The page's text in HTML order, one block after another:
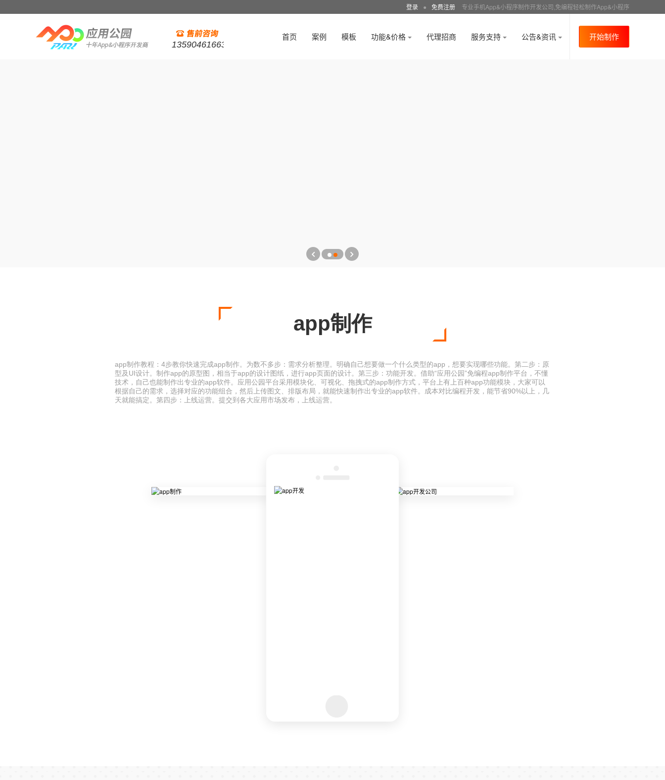
登录 ● 免费注册 专业手机App&小程序制作开发公司,免编程轻松制作App&小程序
13590461663
首页 案例 模板 功能&价格 代理招商 服务支持 公告&资讯 开始制作
app制作
app制作教程：4步教你快速完成app制作。为数不多步：需求分析整理。明确自己想要做一个什么类型的app，想要实现哪些功能。第二步：原
型及UI设计。制作app的原型图，相当于app的设计图纸，进行app页面的设计。第三步：功能开发。借助“应用公园”免编程app制作平台，不懂
技术，自己也能制作出专业的app软件。应用公园平台采用模块化、可视化、拖拽式的app制作方式，平台上有上百种app功能模块，大家可以
根据自己的需求，选择对应的功能组合，然后上传图文、排版布局，就能快速制作出专业的app软件。成本对比编程开发，能节省90%以上，几
天就能搞定。第四步：上线运营。提交到各大应用市场发布，上线运营。